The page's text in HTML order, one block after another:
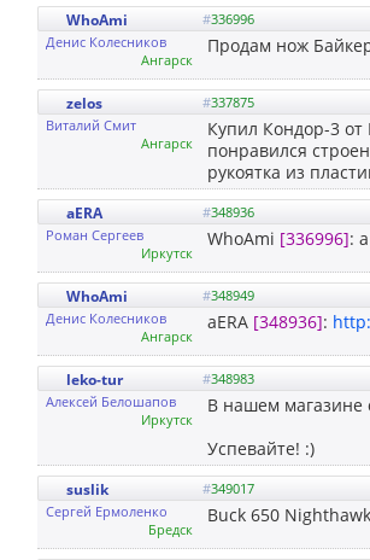
WhoAmi #336996
Денис Колесников
Ангарск
Продам нож
zelos #337875
Виталий Смит
Ангарск
Купил Кондор-3 от
понравился
рукоятка из
aERA #348936
Роман Сергеев
Иркутск
WhoAmi [336996]:
WhoAmi #348949
Денис Колесников
Ангарск
aERA [348936]:
leko-tur #348983
Алексей Белошапов
Иркутск
В нашем магазине
Успевайте! :)
suslik #349017
Сергей Ермоленко
Бредск
Buck 650 Nighthawk